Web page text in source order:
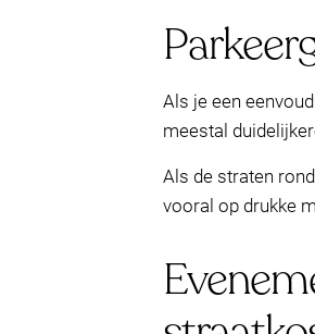
Als je een
meestal
Als de straten
vooral op drukke